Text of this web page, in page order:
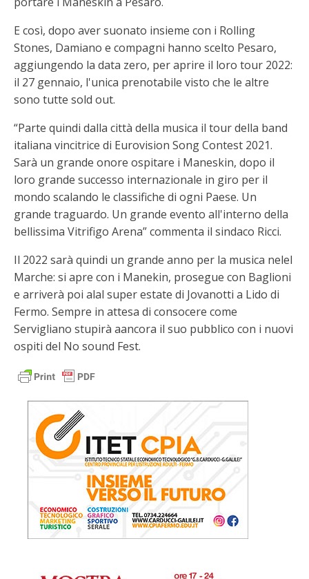
E così, dopo aver suonato insieme con i Rolling
Stones, Damiano e compagni hanno scelto Pesaro,
aggiungendo la data zero, per aprire il loro tour 2022:
il 27 gennaio, l'unica prenotabile visto che le altre
sono tutte sold out.
“Parte quindi dalla città della musica il tour della band
italiana vincitrice di Eurovision Song Contest 2021.
Sarà un grande onore ospitare i Maneskin, dopo il
loro grande successo internazionale in giro per il
mondo scalando le classifiche di ogni Paese. Un
grande traguardo. Un grande evento all'interno della
bellissima Vitrifigo Arena” commenta il sindaco Ricci.
Il 2022 sarà quindi un grande anno per la musica nelel
Marche: si apre con i Manekin, prosegue con Baglioni
e arriverà poi alal super estate di Jovanotti a Lido di
Fermo. Sempre in attesa di consocere come
Servigliano stupirà aancora il suo pubblico con i nuovi
ospiti del No sound Fest.